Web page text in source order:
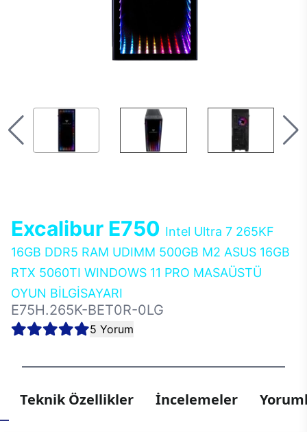
Excalibur E750 Intel Ultra 7 265KF
16GB DDR5 RAM UDIMM 500GB M2 ASUS 16GB
RTX 5060TI WINDOWS 11 PRO MASAÜSTÜ
OYUN BİLGİSAYARI
E75H.265K-BET0R-0LG
5 Yorum
Teknik Özellikler İncelemeler